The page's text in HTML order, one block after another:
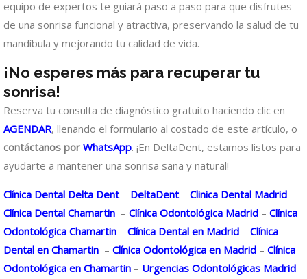
equipo de expertos te guiará paso a paso para que disfrutes
de una sonrisa funcional y atractiva, preservando la salud de tu
mandíbula y mejorando tu calidad de vida.
¡No esperes más para recuperar tu
sonrisa!
Reserva tu consulta de diagnóstico gratuito haciendo clic en
AGENDAR, llenando el formulario al costado de este artículo, o
contáctanos por WhatsApp. ¡En DeltaDent, estamos listos para
ayudarte a mantener una sonrisa sana y natural!
Clínica Dental Delta Dent – DeltaDent – Clinica Dental Madrid –
Clínica Dental Chamartin – Clínica Odontológica Madrid – Clínica
Odontológica Chamartin – Clínica Dental en Madrid – Clínica
Dental en Chamartin – Clínica Odontológica en Madrid – Clínica
Odontológica en Chamartin – Urgencias Odontológicas Madrid